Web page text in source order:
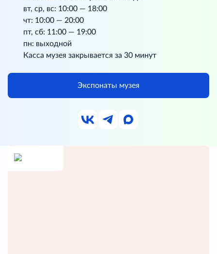
вт, ср, вс: 10:00 — 18:00
чт: 10:00 — 20:00
пт, сб: 11:00 — 19:00
пн: выходной
Касса музея закрывается за 30 минут
Экспонаты музея